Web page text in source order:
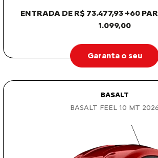
ENTRADA DE R$ 73.477,93 +60
1.099,00
Garanta o seu
BASALT
BASALT FEEL 1.0 MT 2026